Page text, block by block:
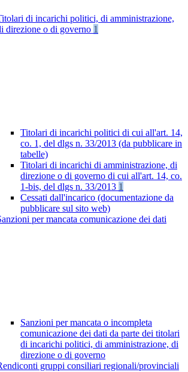
di incarichi politici, di amministrazione,
direzione o di governo 1
Titolari di incarichi politici di cui all'art. 14,
co. 1, del dlgs n. 33/2013 (da pubblicare in
tabelle)
Titolari di incarichi di amministrazione, di
direzione o di governo di cui all'art. 14, co.
1-bis, del dlgs n. 33/2013 1
Cessati dall'incarico (documentazione da
pubblicare sul sito web)
per mancata comunicazione dei dati
Sanzioni per mancata o incompleta
comunicazione dei dati da parte dei titolari
di incarichi politici, di amministrazione, di
direzione o di governo
gruppi consiliari regionali/provinciali